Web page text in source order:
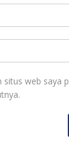
situs web saya